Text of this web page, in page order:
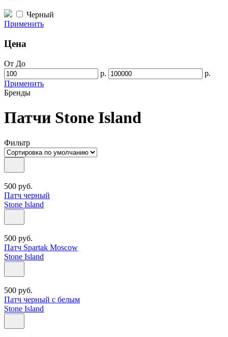
Черный
Применить
Цена
От До
р.
р.
Применить
Бренды
Патчи Stone Island
Фильтр
500 руб.
Патч черный
Stone Island
500 руб.
Патч Spartak Moscow
Stone Island
500 руб.
Патч черный с белым
Stone Island